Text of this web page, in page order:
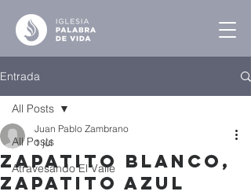
Entrada
All Posts
Atravesando El Valle
All Posts
Zapatito Blanco,
Zapatito Azul
Juan Pablo Zambrano
1 jul